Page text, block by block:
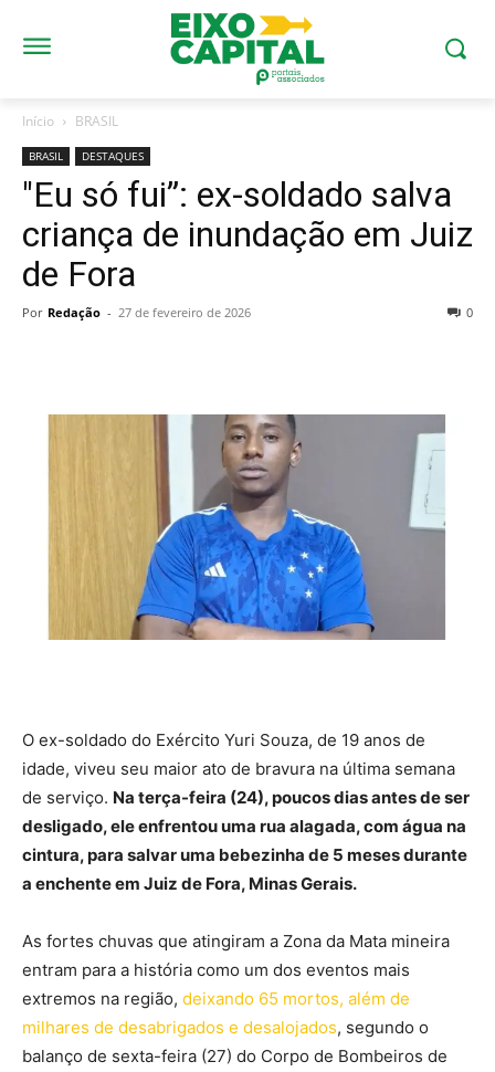
Início BRASIL
BRASIL DESTAQUES
"Eu só fui”: ex-soldado salva
criança de inundação em Juiz
de Fora
Por Redação - 27 de fevereiro de 2026 0
O ex-soldado do Exército Yuri Souza, de 19 anos de
idade, viveu seu maior ato de bravura na última semana
de serviço. Na terça-feira (24), poucos dias antes de ser
desligado, ele enfrentou uma rua alagada, com água na
cintura, para salvar uma bebezinha de 5 meses durante
a enchente em Juiz de Fora, Minas Gerais.
As fortes chuvas que atingiram a Zona da Mata mineira
entram para a história como um dos eventos mais
extremos na região, deixando 65 mortos, além de
milhares de desabrigados e desalojados, segundo o
balanço de sexta-feira (27) do Corpo de Bombeiros de